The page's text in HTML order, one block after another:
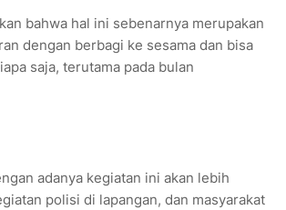
bahwa hal ini sebenarnya merupakan
dengan berbagi ke sesama dan bisa
saja, terutama pada bulan
adanya kegiatan ini akan lebih
polisi di lapangan, dan masyarakat